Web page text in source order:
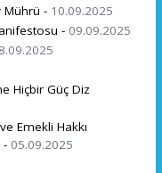
Mührü - 10.09.2025
- 09.09.2025
Hiçbir Güç Diz
Emekli Hakkı
- 05.09.2025